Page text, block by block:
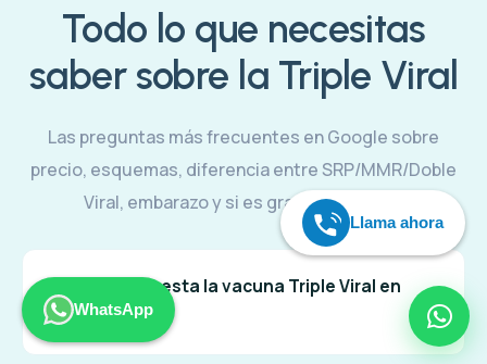
Todo lo que necesitas
saber sobre la Triple Viral
Las preguntas más frecuentes en Google sobre
precio, esquemas, diferencia entre SRP/MMR/Doble
Viral, embarazo y si es gratis o de pago.
¿Cuánto cuesta la vacuna Triple Viral en
Saludarea?
WhatsApp
Llama ahora